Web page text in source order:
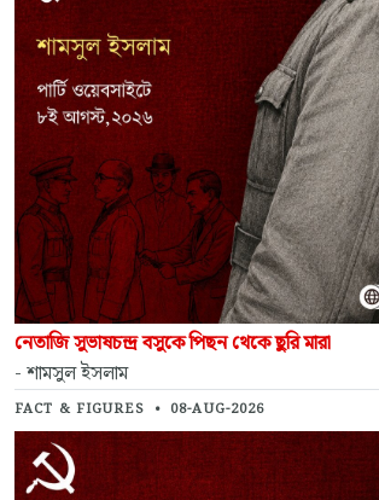
নেতাজি সুভাষচন্দ্র বসুকে পিছন থেকে ছুরি মারা
- শামসুল ইসলাম
FACT & FIGURES • 08-AUG-2026